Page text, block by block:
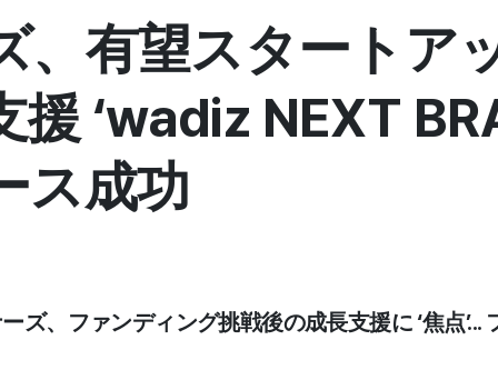
、有望スタートア
援 ‘wadiz NEXT
ス成功
ズ、ファンディング挑戦後の成長支援に ‘焦点’...